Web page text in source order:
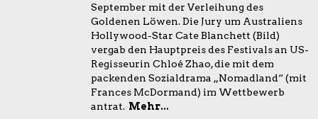
September mit der Verleihung des
Goldenen Löwen. Die Jury um Australiens
Hollywood-Star Cate Blanchett (Bild)
vergab den Hauptpreis des Festivals an US-
Regisseurin Chloé Zhao, die mit dem
packenden Sozialdrama „Nomadland“ (mit
Frances McDormand) im Wettbewerb
antrat. Mehr...